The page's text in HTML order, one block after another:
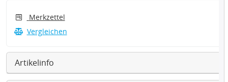
Merkzettel
Vergleichen
Artikelinfo